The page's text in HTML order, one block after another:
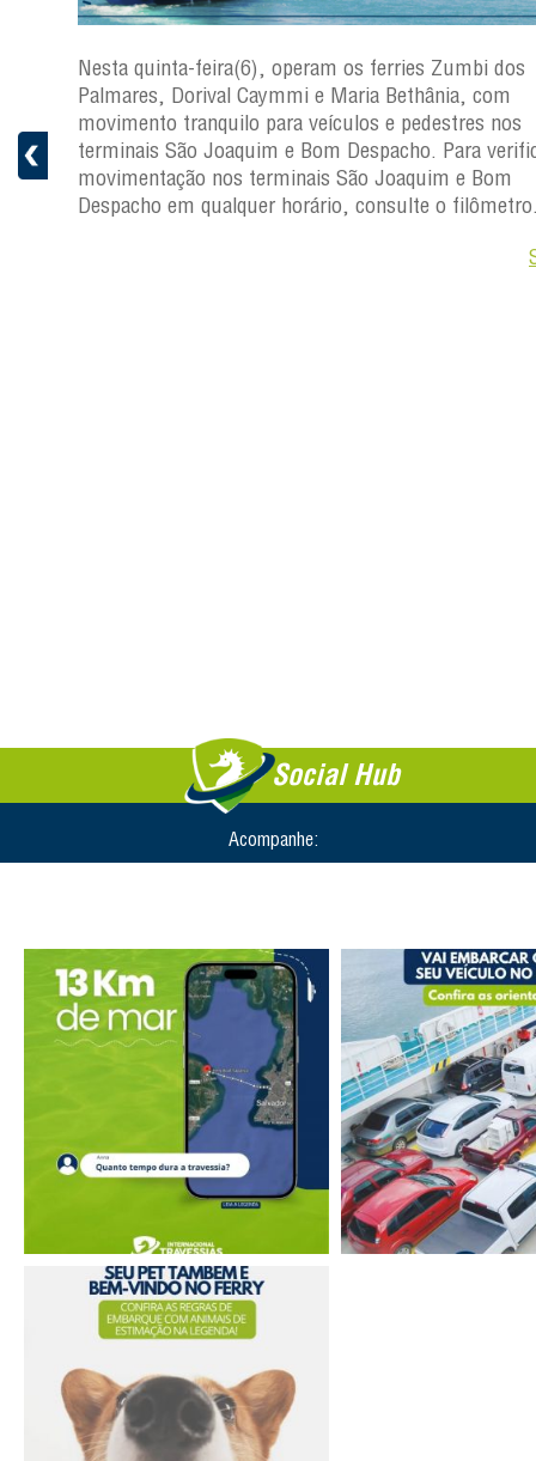
Nesta quinta-feira(6), operam os ferries Zumbi dos
Palmares, Dorival Caymmi e Maria Bethânia, com
movimento tranquilo para veículos e pedestres nos
terminais São Joaquim e Bom Despacho. Para
movimentação nos terminais São Joaquim e Bom
Despacho em qualquer horário, consulte o
Social Hub
Acompanhe: